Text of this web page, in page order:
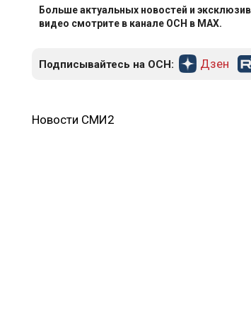
Больше актуальных новостей и
видео смотрите в канале ОСН в MAX.
Подписывайтесь на ОСН: Дзен
Новости СМИ2